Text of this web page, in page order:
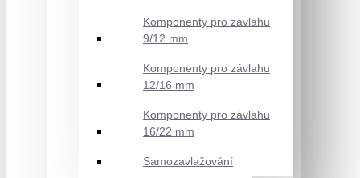
Komponenty pro závlahu
9/12 mm
Komponenty pro závlahu
12/16 mm
Komponenty pro závlahu
16/22 mm
Samozavlažování